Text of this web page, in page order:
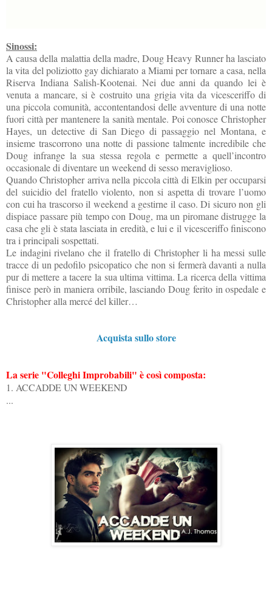
Sinossi:
A causa della malattia della madre, Doug Heavy Runner ha lasciato
la vita del poliziotto gay dichiarato a Miami per tornare a casa, nella
Riserva Indiana Salish-Kootenai. Nei due anni da quando lei è
venuta a mancare, si è costruito una grigia vita da vicesceriffo di
una piccola comunità, accontentandosi delle avventure di una notte
fuori città per mantenere la sanità mentale. Poi conosce Christopher
Hayes, un detective di San Diego di passaggio nel Montana, e
insieme trascorrono una notte di passione talmente incredibile che
Doug infrange la sua stessa regola e permette a quell’incontro
occasionale di diventare un weekend di sesso meraviglioso.
Quando Christopher arriva nella piccola città di Elkin per occuparsi
del suicidio del fratello violento, non si aspetta di trovare l’uomo
con cui ha trascorso il weekend a gestirne il caso. Di sicuro non gli
dispiace passare più tempo con Doug, ma un piromane distrugge la
casa che gli è stata lasciata in eredità, e lui e il vicesceriffo finiscono
tra i principali sospettati.
Le indagini rivelano che il fratello di Christopher li ha messi sulle
tracce di un pedofilo psicopatico che non si fermerà davanti a nulla
pur di mettere a tacere la sua ultima vittima. La ricerca della vittima
finisce però in maniera orribile, lasciando Doug ferito in ospedale e
Christopher alla mercé del killer…
Acquista sullo store
La serie "Colleghi Improbabili" è così composta:
1. ACCADDE UN WEEKEND
...